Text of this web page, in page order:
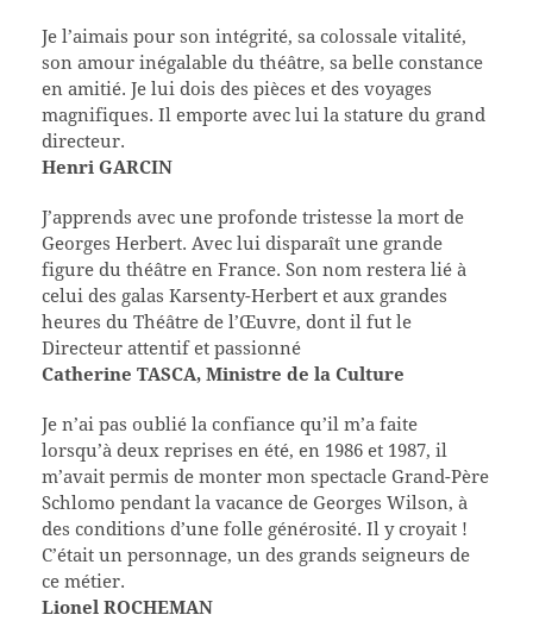
Je l’aimais pour son intégrité, sa colossale vitalité,
son amour inégalable du théâtre, sa belle constance
en amitié. Je lui dois des pièces et des voyages
magnifiques. Il emporte avec lui la stature du grand
directeur.
Henri GARCIN
J’apprends avec une profonde tristesse la mort de
Georges Herbert. Avec lui disparaît une grande
figure du théâtre en France. Son nom restera lié à
celui des galas Karsenty-Herbert et aux grandes
heures du Théâtre de l’Œuvre, dont il fut le
Directeur attentif et passionné
Catherine TASCA, Ministre de la Culture
Je n’ai pas oublié la confiance qu’il m’a faite
lorsqu’à deux reprises en été, en 1986 et 1987, il
m’avait permis de monter mon spectacle Grand-Père
Schlomo pendant la vacance de Georges Wilson, à
des conditions d’une folle générosité. Il y croyait !
C’était un personnage, un des grands seigneurs de
ce métier.
Lionel ROCHEMAN